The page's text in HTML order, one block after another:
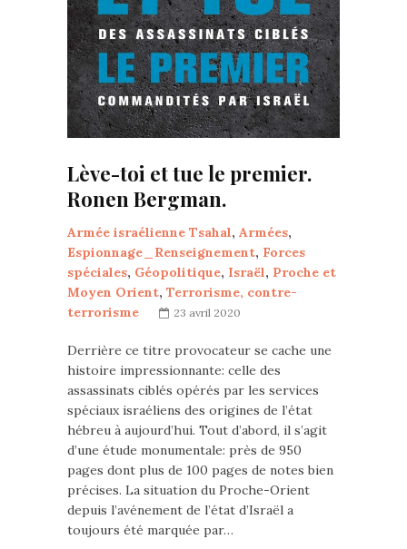
Lève-toi et tue le premier.
Ronen Bergman.
Armée israélienne Tsahal, Armées,
Espionnage_Renseignement, Forces
spéciales, Géopolitique, Israël, Proche et
Moyen Orient, Terrorisme, contre-
terrorisme
23 avril 2020
Derrière ce titre provocateur se cache une
histoire impressionnante: celle des
assassinats ciblés opérés par les services
spéciaux israéliens des origines de l’état
hébreu à aujourd’hui. Tout d’abord, il s’agit
d’une étude monumentale: près de 950
pages dont plus de 100 pages de notes bien
précises. La situation du Proche-Orient
depuis l’avénement de l’état d’Israël a
toujours été marquée par…